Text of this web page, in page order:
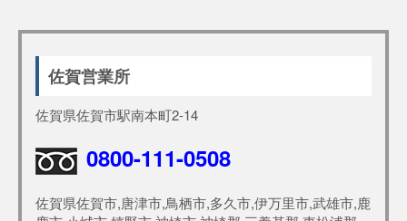
佐賀営業所
佐賀県佐賀市駅南本町2-14
0800-111-0508
佐賀県佐賀市,唐津市,鳥栖市,多久市,伊万里市,武雄市,鹿